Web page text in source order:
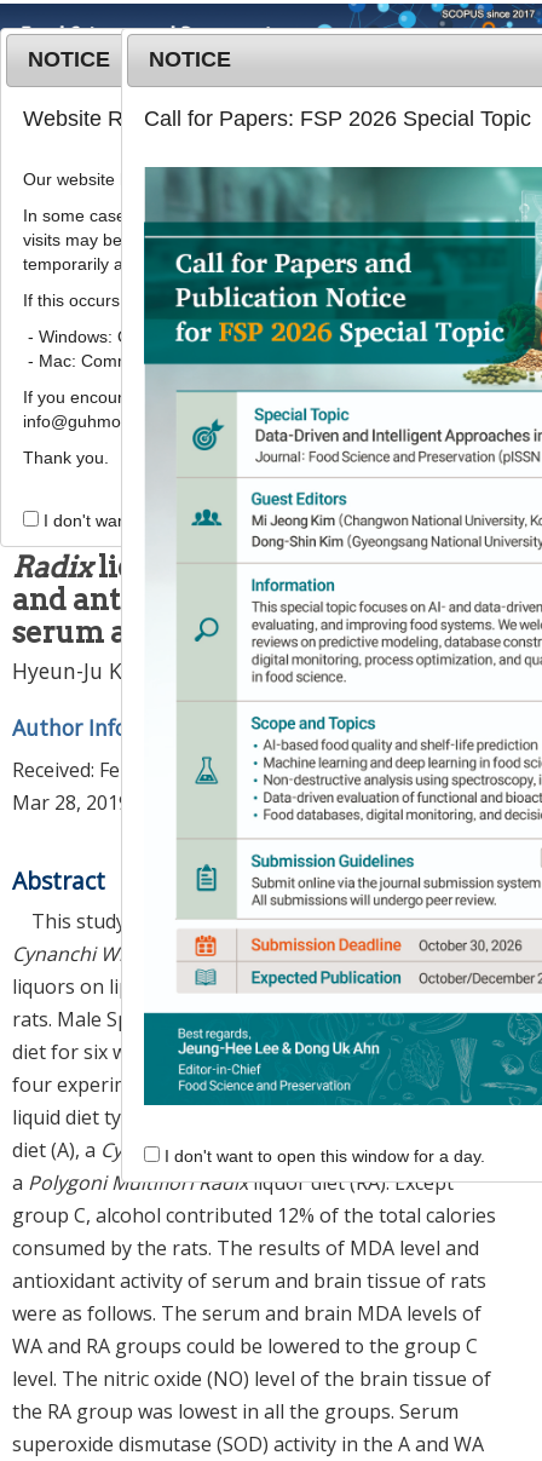
T
o
g
l
e
v
i
g
t
o
MENU
2019;26(3):350
pISSN: 1738-7248, eISSN: 2287-
7428
DOI:https://doi.org/10.11002/kjfp.2019.26.3.350
Article
백·적하수오 담금주를 섭취한 흰쥐의 혈
청과 뇌 조직의 과산화지질 수준 및 항
산화 효소 활성 상태
공현주,양경미
Effects of
Cynanchi Wilfordii
Radix and Polygoni Multiflori
Radixliquors on lipid peroxidation
and antioxidant activity in rat
serum amd brain tissue
Hyeun-Ju Kong Kyung-Mi Yang*
Author Information & Copyright▼
Received: Feb 07, 2019; Revised:Mar 20, 2019; Accepted:
Mar 28, 2019
Abstract
This study was conducted to identify the effects of
Cynanchi Wilfordii Radix
andPolygoni Multiflori Radix
liquors on lipid peroxidation and antioxidant activity in
rats. Male Sprague-Dawley rats were placed on a liquid
diet for six weeks. The rats were assigned to one of
four experimental groups according to the following
liquid diet types: a normal liquid diet (C), the soju liquid
diet (A), a Cynanchi Wilfordii Radix liquor diet (WA) and
a Polygoni Multiflori Radixliquor diet (RA). Except
group C, alcohol contributed 12% of the total calories
consumed by the rats. The results of MDA level and
antioxidant activity of serum and brain tissue of rats
were as follows. The serum and brain MDA levels of
WA and RA groups could be lowered to the group C
level. The nitric oxide (NO) level of the brain tissue of
the RA group was lowest in all the groups. Serum
superoxide dismutase (SOD) activity in the A and WA
NOTICE
Website Renewal Notice
Our website has recently been renewed.
In some cases, images, CSS files, or other settings saved in your
visits may be reused instead of downloading the latest files. As a
temporarily appear incorrectly or may not display properly.
If this occurs, please perform a hard refresh.
- Windows: Ctrl + F5
- Mac: Command + Shift + R
If you encounter any errors or difficulties while using the website,
info@guhmok.com.
Thank you.
I don't want to open this window for a day.
NOTICE
Call for Papers: FSP 2026 Special Topic
I don't want to open this window for a day.